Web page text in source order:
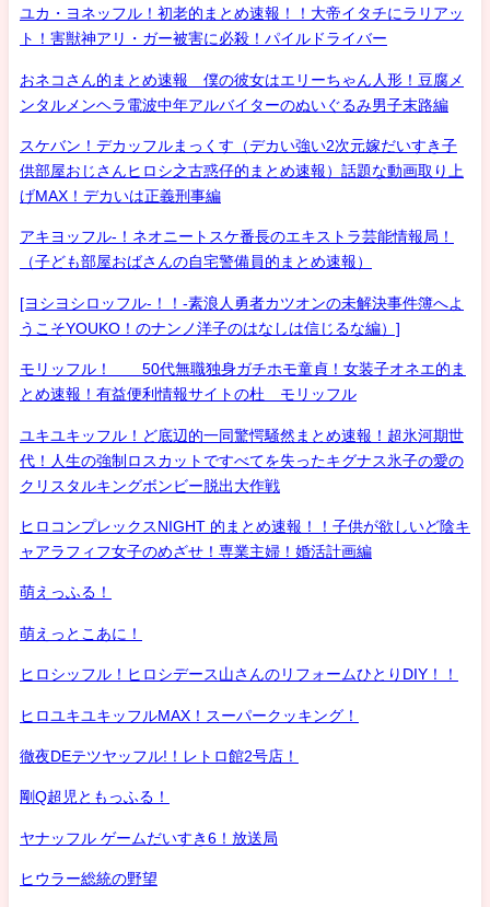
ユカ・ヨネッフル！初老的まとめ速報！！大帝イタチにラリアッ
ト！害獣神アリ・ガー被害に必殺！パイルドライバー
おネコさん的まとめ速報 僕の彼女はエリーちゃん人形！豆腐メ
ンタルメンヘラ電波中年アルバイターのぬいぐるみ男子末路編
スケバン！デカッフルまっくす（デカい強い2次元嫁だいすき子
供部屋おじさんヒロシ之古惑仔的まとめ速報）話題な動画取り上
げMAX！デカいは正義刑事編
アキヨッフル-！ネオニートスケ番長のエキストラ芸能情報局！
（子ども部屋おばさんの自宅警備員的まとめ速報）
[ヨシヨシロッフル-！！-素浪人勇者カツオンの未解決事件簿へよ
うこそYOUKO！のナンノ洋子のはなしは信じるな編）]
モリッフル！ 50代無職独身ガチホモ童貞！女装子オネエ的ま
とめ速報！有益便利情報サイトの杜 モリッフル
ユキユキッフル！ど底辺的一同驚愕騒然まとめ速報！超氷河期世
代！人生の強制ロスカットですべてを失ったキグナス氷子の愛の
クリスタルキングボンビー脱出大作戦
ヒロコンプレックスNIGHT 的まとめ速報！！子供が欲しいど陰キ
ャアラフィフ女子のめざせ！専業主婦！婚活計画編
萌えっふる！
萌えっとこあに！
ヒロシッフル！ヒロシデース山さんのリフォームひとりDIY！！
ヒロユキユキッフルMAX！スーパークッキング！
徹夜DEテツヤッフル!！レトロ館2号店！
剛Q超児ともっふる！
ヤナッフル ゲームだいすき6！放送局
ヒウラー総統の野望